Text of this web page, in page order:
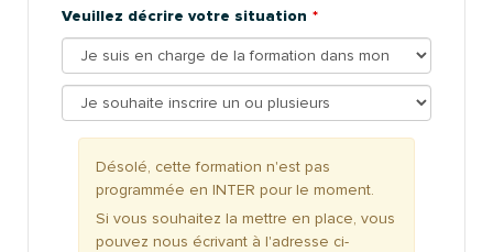
Veuillez décrire votre situation
Désolé, cette formation n'est pas
programmée en INTER pour le moment.
Si vous souhaitez la mettre en place, vous
pouvez nous écrivant à l'adresse ci-